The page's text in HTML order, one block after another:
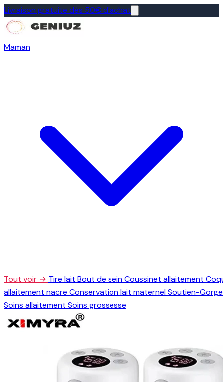
Livraison gratuite dès 50€ d'achat
Maman
Tout voir → Tire lait Bout de seinCoussinet allaitement
allaitement nacre Conservation lait maternelSoutien-
Soins allaitement Soins grossesse